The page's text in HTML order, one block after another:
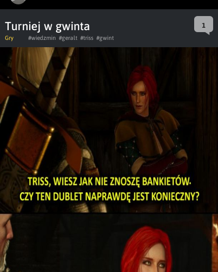
Turniej w gwinta 1
Gry #wiedzmin #geralt #triss #gwint